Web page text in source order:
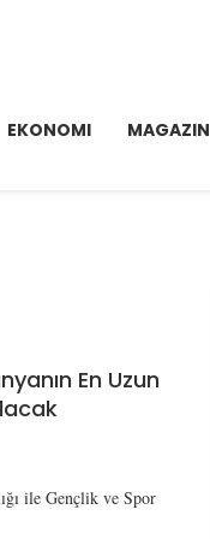
EKONOMI MAGAZIN
En Uzun
ile Gençlik ve Spor